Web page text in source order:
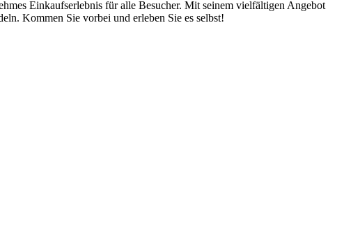
Einkaufserlebnis für alle Besucher. Mit seinem vielfältigen Angebot
Kommen Sie vorbei und erleben Sie es selbst!